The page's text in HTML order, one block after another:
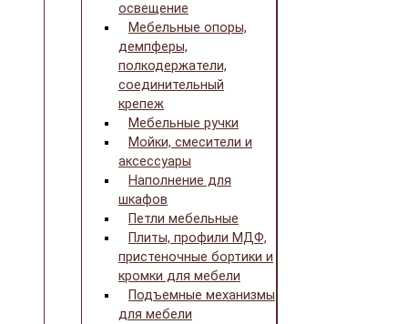
освещение
Мебельные опоры,
демпферы,
полкодержатели,
соединительный
крепеж
Мебельные ручки
Мойки, смесители и
аксессуары
Наполнение для
шкафов
Петли мебельные
Плиты, профили МДФ,
пристеночные бортики и
кромки для мебели
Подъемные механизмы
для мебели